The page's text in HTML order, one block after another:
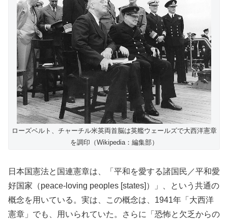
ローズベルト、チャーチル米英両首脳は英艦ウェールズで大西洋憲章
を調印（Wikipedia：編集部）
日本国憲法と国連憲章は、「平和を愛する諸国民／平和愛
好国家（peace-loving peoples [states]）」、という共通の
概念を用いている。実は、この概念は、1941年「大西洋
憲章」でも、用いられていた。さらに「恐怖と欠乏からの